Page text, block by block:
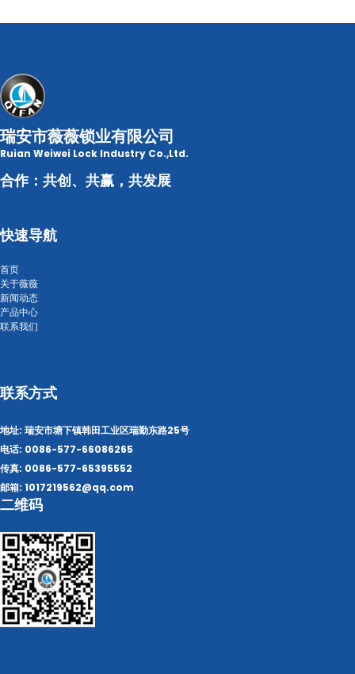
瑞安市薇薇锁业有限公司
Ruian Weiwei Lock Industry Co.,Ltd.
合作：共创、共赢，共发展
快速导航
首页
关于薇薇
新闻动态
产品中心
联系我们
联系方式
地址: 瑞安市塘下镇韩田工业区瑞勤东路25号
电话: 0086-577-66086265
传真: 0086-577-65395552
邮箱: 1017219562@qq.com
二维码